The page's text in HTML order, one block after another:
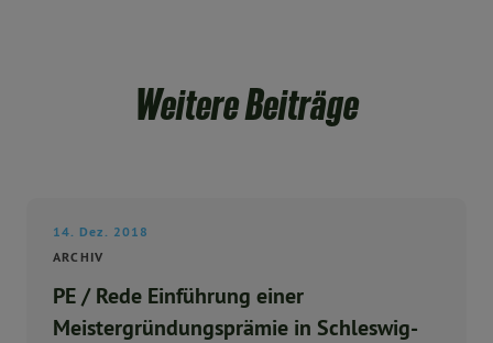
Weitere Beiträge
14. Dez. 2018
ARCHIV
PE / Rede Einführung einer
Meistergründungsprämie in Schleswig-